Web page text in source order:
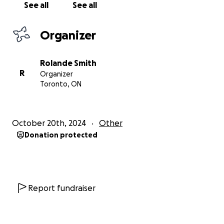
compte et nous rapprochera de notre objectif.
Crédit Photo: Colin McConnell
See all See all
Organizer
R
Rolande Smith
Organizer
Toronto, ON
October 20th, 2024 Other
Donation protected
Report fundraiser